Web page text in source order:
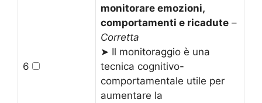
6
monitorare emozioni,
comportamenti e ricadute –
Corretta
➤ Il monitoraggio è una
tecnica cognitivo-
comportamentale utile per
aumentare la